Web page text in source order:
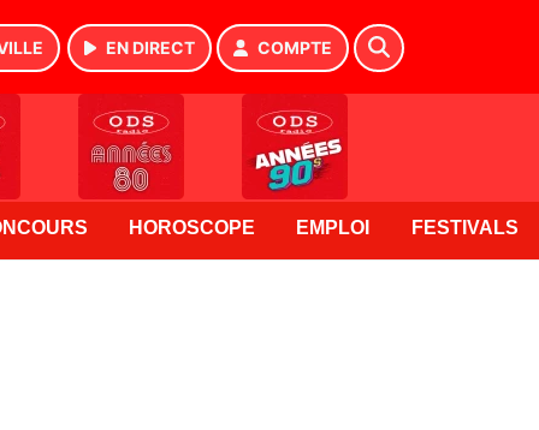
EN DIRECT COMPTE
HOROSCOPE EMPLOI FESTIVALS